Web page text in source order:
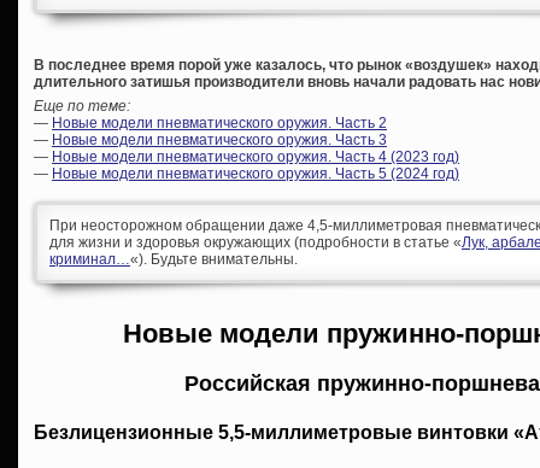
В последнее время порой уже казалось, что рынок «воздушек»
длительного затишья производители вновь начали радовать нас
Еще по теме:
— Новые модели пневматического оружия. Часть 2
— Новые модели пневматического оружия. Часть 3
— Новые модели пневматического оружия. Часть 4 (2023 год)
— Новые модели пневматического оружия. Часть 5 (2024 год)
При неосторожном обращении даже 4,5-миллиметровая
для жизни и здоровья окружающих (подробности в статье «Лук,
криминал…«). Будьте внимательны.
Новые модели пружинно-
Российская пружинно-
Безлицензионные 5,5-миллиметровые винтовки